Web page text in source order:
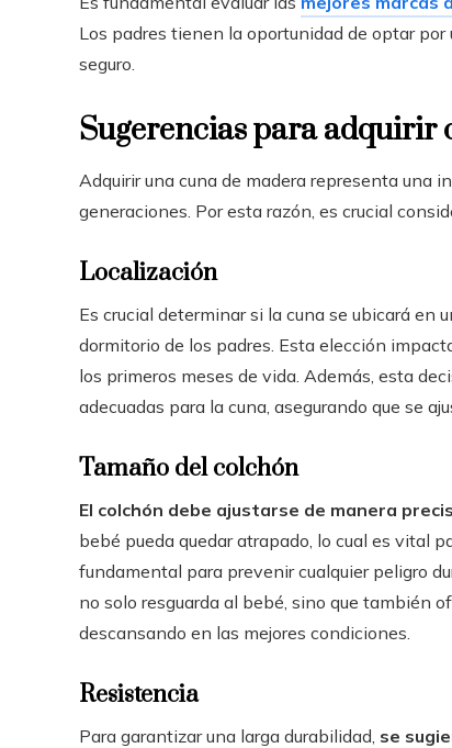
Los padres tienen la oportunidad de optar
seguro.
Sugerencias para adquirir
Adquirir una cuna de madera representa una
generaciones. Por esta razón, es crucial
Localización
Es crucial determinar si la cuna se ubicará
dormitorio de los padres. Esta elección
los primeros meses de vida. Además, esta
adecuadas para la cuna, asegurando que se
Tamaño del colchón
El colchón debe ajustarse de manera
bebé pueda quedar atrapado, lo cual es vital
fundamental para prevenir cualquier peligro
no solo resguarda al bebé, sino que también
descansando en las mejores condiciones.
Resistencia
Para garantizar una larga durabilidad, se